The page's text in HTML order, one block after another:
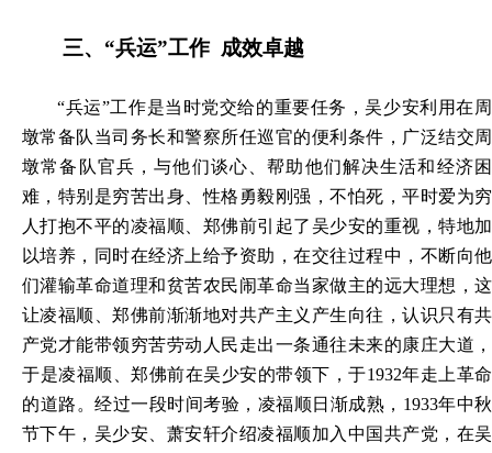
三、 “兵运”工作 成效卓越
“兵运”工作是当时党交给的重要任务，吴少安利用在周
墩常备队当司务长和警察所任巡官的便利条件，广泛结交周
墩常备队官兵，与他们谈心、帮助他们解决生活和经济困
难，特别是穷苦出身、性格勇毅刚强，不怕死，平时爱为穷
人打抱不平的凌福顺、郑佛前引起了吴少安的重视，特地加
以培养，同时在经济上给予资助，在交往过程中，不断向他
们灌输革命道理和贫苦农民闹革命当家做主的远大理想，这
让凌福顺、郑佛前渐渐地对共产主义产生向往，认识只有共
产党才能带领穷苦劳动人民走出一条通往未来的康庄大道，
于是凌福顺、郑佛前在吴少安的带领下，于1932年走上革命
的道路。经过一段时间考验，凌福顺日渐成熟，1933年中秋
节下午，吴少安、萧安轩介绍凌福顺加入中国共产党，在吴